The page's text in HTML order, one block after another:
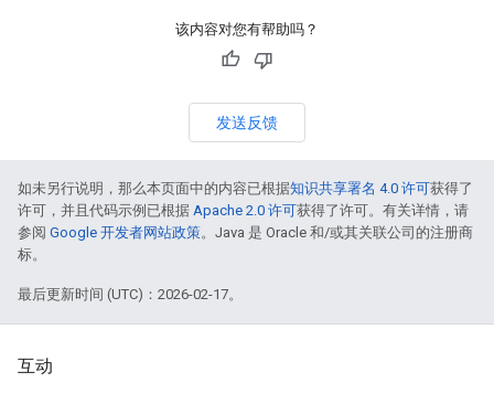
该内容对您有帮助吗？
发送反馈
如未另行说明，那么本页面中的内容已根据知识共享署名 4.0 许可获得了
许可，并且代码示例已根据 Apache 2.0 许可获得了许可。有关详情，请
参阅 Google 开发者网站政策。Java 是 Oracle 和/或其关联公司的注册商
标。
最后更新时间 (UTC)：2026-02-17。
互动